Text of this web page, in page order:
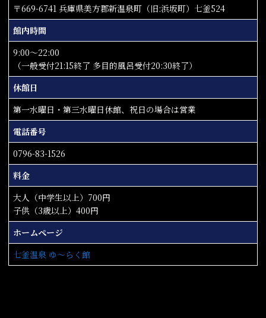
〒669-6741 兵庫県美方郡新温泉町（旧:浜坂町）七釜524
館内時間
9:00～22:00
（一般受付21:15終了 多目的風呂受付20:30終了）
休館日
第一水曜日・第三水曜日休館、祝日の場合は営業
電話番号
0796-83-1526
料金
大人（中学生以上）700円
子供（3歳以上）400円
ホームページ
七釜温泉 ゆ～らく館